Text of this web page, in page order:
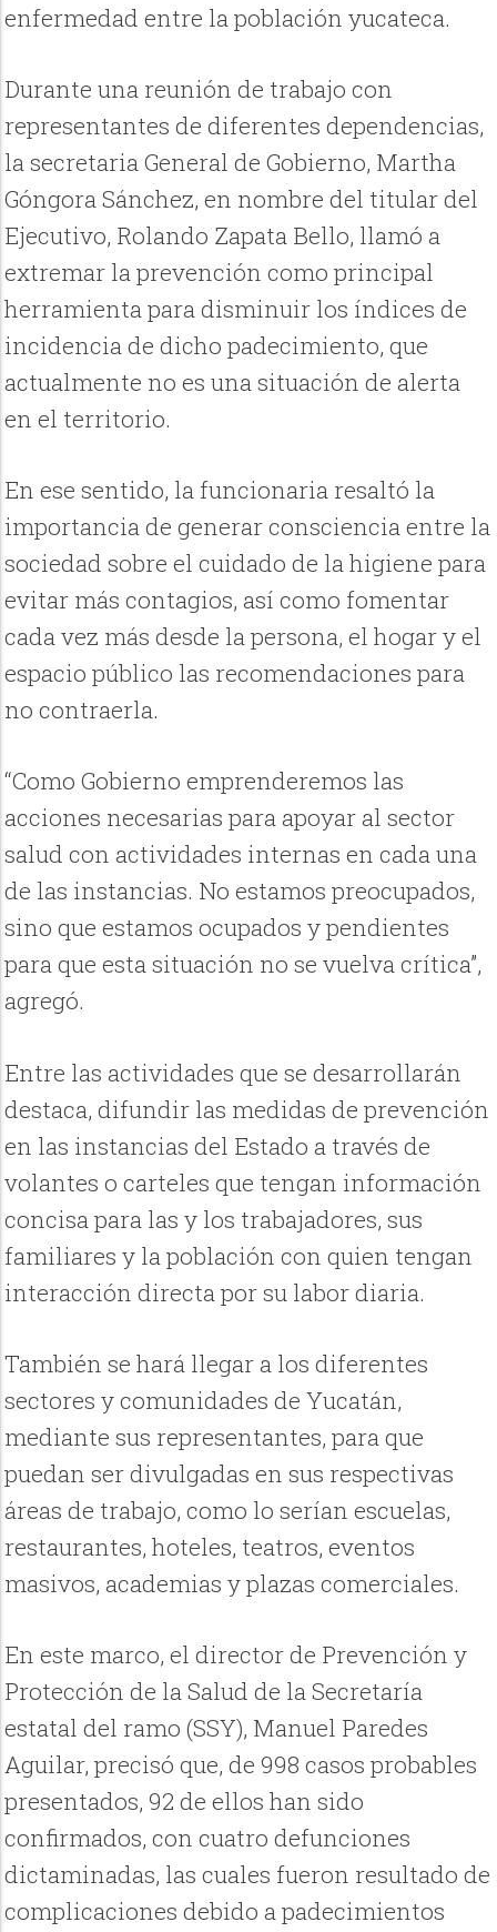
enfermedad entre la población yucateca.
Durante una reunión de trabajo con
representantes de diferentes dependencias,
la secretaria General de Gobierno, Martha
Góngora Sánchez, en nombre del titular del
Ejecutivo, Rolando Zapata Bello, llamó a
extremar la prevención como principal
herramienta para disminuir los índices de
incidencia de dicho padecimiento, que
actualmente no es una situación de alerta
en el territorio.
En ese sentido, la funcionaria resaltó la
importancia de generar consciencia entre la
sociedad sobre el cuidado de la higiene para
evitar más contagios, así como fomentar
cada vez más desde la persona, el hogar y el
espacio público las recomendaciones para
no contraerla.
“Como Gobierno emprenderemos las
acciones necesarias para apoyar al sector
salud con actividades internas en cada una
de las instancias. No estamos preocupados,
sino que estamos ocupados y pendientes
para que esta situación no se vuelva crítica”,
agregó.
Entre las actividades que se desarrollarán
destaca, difundir las medidas de prevención
en las instancias del Estado a través de
volantes o carteles que tengan información
concisa para las y los trabajadores, sus
familiares y la población con quien tengan
interacción directa por su labor diaria.
También se hará llegar a los diferentes
sectores y comunidades de Yucatán,
mediante sus representantes, para que
puedan ser divulgadas en sus respectivas
áreas de trabajo, como lo serían escuelas,
restaurantes, hoteles, teatros, eventos
masivos, academias y plazas comerciales.
En este marco, el director de Prevención y
Protección de la Salud de la Secretaría
estatal del ramo (SSY), Manuel Paredes
Aguilar, precisó que, de 998 casos probables
presentados, 92 de ellos han sido
confirmados, con cuatro defunciones
dictaminadas, las cuales fueron resultado de
complicaciones debido a padecimientos